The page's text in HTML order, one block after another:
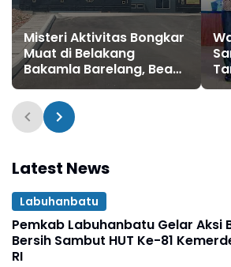
Misteri Aktivitas Bongkar
Muat di Belakang
Bakamla Barelang, Bea
Cukai dan APH Didesak
Lakukan Penindakan
Latest News
Labuhanbatu
Pemkab Labuhanbatu Gelar Aksi
Bersih Sambut HUT Ke-81
RI